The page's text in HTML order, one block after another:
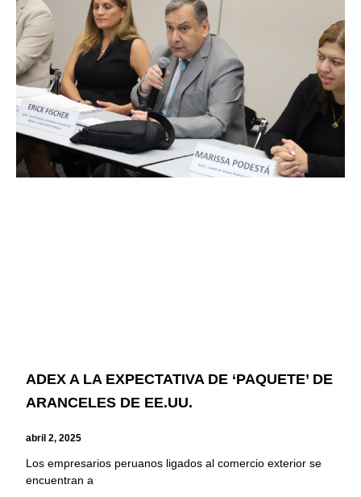
ADEX A LA EXPECTATIVA DE ‘PAQUETE’ DE
ARANCELES DE EE.UU.
abril 2, 2025
Los empresarios peruanos ligados al comercio exterior se
encuentran a